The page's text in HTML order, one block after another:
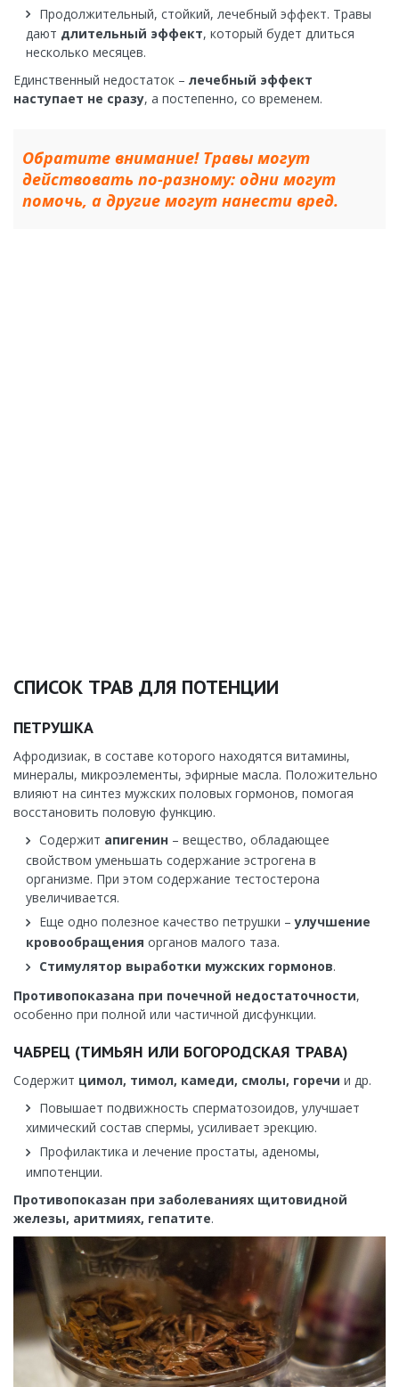
Продолжительный, стойкий, лечебный эффект. Травы
дают длительный эффект, который будет длиться
несколько месяцев.
Единственный недостаток – лечебный эффект
наступает не сразу, а постепенно, со временем.
Обратите внимание! Травы могут
действовать по-разному: одни могут
помочь, а другие могут нанести вред.
СПИСОК ТРАВ ДЛЯ ПОТЕНЦИИ
ПЕТРУШКА
Афродизиак, в составе которого находятся витамины,
минералы, микроэлементы, эфирные масла. Положительно
влияют на синтез мужских половых гормонов, помогая
восстановить половую функцию.
Содержит апигенин – вещество, обладающее
свойством уменьшать содержание эстрогена в
организме. При этом содержание тестостерона
увеличивается.
Еще одно полезное качество петрушки – улучшение
кровообращения органов малого таза.
Стимулятор выработки мужских гормонов.
Противопоказана при почечной недостаточности,
особенно при полной или частичной дисфункции.
ЧАБРЕЦ (ТИМЬЯН ИЛИ БОГОРОДСКАЯ ТРАВА)
Содержит цимол, тимол, камеди, смолы, горечи и др.
Повышает подвижность сперматозоидов, улучшает
химический состав спермы, усиливает эрекцию.
Профилактика и лечение простаты, аденомы,
импотенции.
Противопоказан при заболеваниях щитовидной
железы, аритмиях, гепатите.